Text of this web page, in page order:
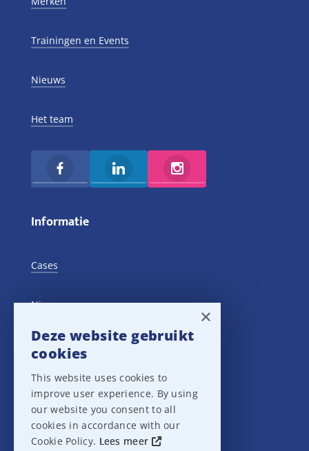
Trainingen en Events
Nieuws
Het team
Informatie
Cases
Nieuws
Training Events
Privacy verklaring
Disclaimer
×
Deze website gebruikt
cookies
This website uses cookies to
improve user experience. By using
our website you consent to all
cookies in accordance with our
Cookie Policy. Lees meer